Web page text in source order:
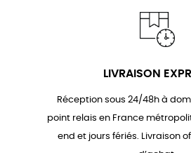
LIVRAISON
Réception sous 24/48h à
point relais en France
end et jours fériés. Livraison